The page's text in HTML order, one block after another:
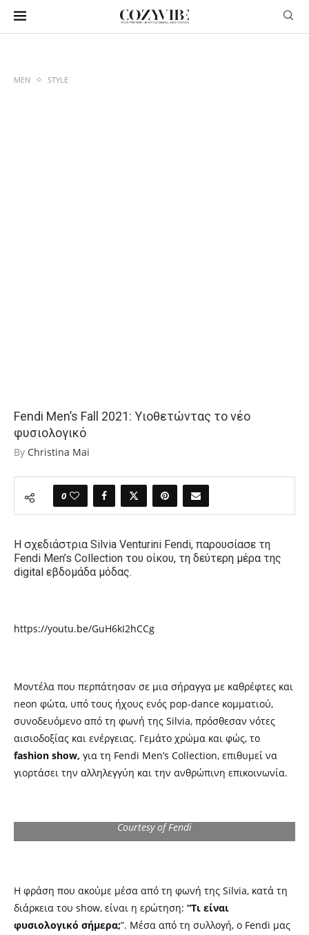
MEN STYLE
Fendi Men’s Fall 2021: Υιοθετώντας το νέο
φυσιολογικό
By Christina Mai
0
Η σχεδιάστρια Silvia Venturini Fendi, παρουσίασε τη
Fendi Men’s Collection του οίκου, τη δεύτερη μέρα της
digital εβδομάδα μόδας.
https://youtu.be/GuH6kI2hCCg
Μοντέλα που περπάτησαν σε μια σήραγγα με καθρέφτες και
neon φώτα, υπό τους ήχους ενός pop-dance κομματιού,
συνοδευόμενο από τη φωνή της Silvia, πρόσθεσαν νότες
αισιοδοξίας και ενέργειας. Γεμάτο χρώμα και φώς, το
fashion show, για τη Fendi Men’s Collection, επιθυμεί να
γιορτάσει την αλληλεγγύη και την ανθρώπινη επικοινωνία.
Courtesy of Fendi
Η φράση που ακούμε μέσα από τη φωνή της Silvia, κατά τη
διάρκεια του show, είναι η ερώτηση: “Τι είναι
φυσιολογικό σήμερα;”. Μέσα από τη συλλογή, ο Fendi μας